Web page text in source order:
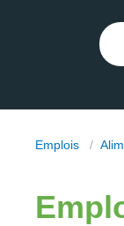
Emplois /